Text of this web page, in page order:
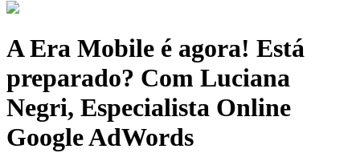
A Era Mobile é agora! Está
preparado? Com Luciana
Negri, Especialista Online
Google AdWords